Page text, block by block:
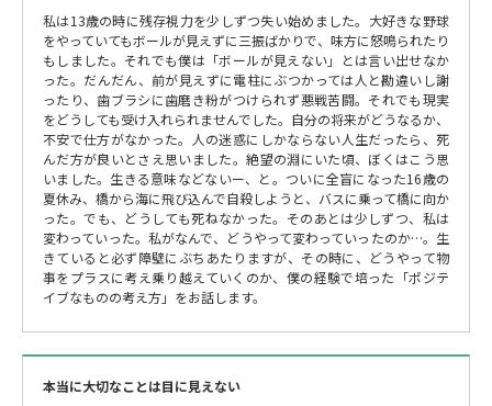
私は13歳の時に残存視力を少しずつ失い始めました。大好きな野球
をやっていてもボールが見えずに三振ばかりで、味方に怒鳴られたり
もしました。それでも僕は「ボールが見えない」とは言い出せなか
った。だんだん、前が見えずに電柱にぶつかっては人と勘違いし謝
ったり、歯ブラシに歯磨き粉がつけられず悪戦苦闘。それでも現実
をどうしても受け入れられませんでした。自分の将来がどうなるか、
不安で仕方がなかった。人の迷惑にしかならない人生だったら、死
んだ方が良いとさえ思いました。絶望の淵にいた頃、ぼくはこう思
いました。生きる意味などないー、と。ついに全盲になった16歳の
夏休み、橋から海に飛び込んで自殺しようと、バスに乗って橋に向か
った。でも、どうしても死ねなかった。そのあとは少しずつ、私は
変わっていった。私がなんで、どうやって変わっていったのか…。生
きていると必ず障壁にぶちあたりますが、その時に、どうやって物
事をプラスに考え乗り越えていくのか、僕の経験で培った「ポジテ
イブなものの考え方」をお話します。
本当に大切なことは目に見えない